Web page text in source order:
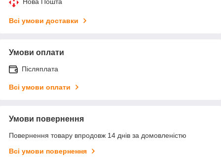
Всі умови доставки
Умови оплати
Післяплата
Всі умови оплати
Умови повернення
Повернення товару впродовж 14 днів за домовленістю
Всі умови повернення